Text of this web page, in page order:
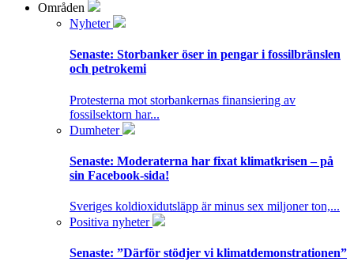
Områden
Nyheter
Senaste: Storbanker öser in pengar i fossilbränslen
och petrokemi
Protesterna mot storbankernas finansiering av
fossilsektorn har...
Dumheter
Senaste: Moderaterna har fixat klimatkrisen – på
sin Facebook-sida!
Sveriges koldioxidutsläpp är minus sex miljoner ton,...
Positiva nyheter
Senaste: ”Därför stödjer vi klimatdemonstrationen”